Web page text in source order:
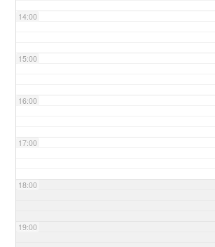
14:00
15:00
16:00
17:00
18:00
19:00